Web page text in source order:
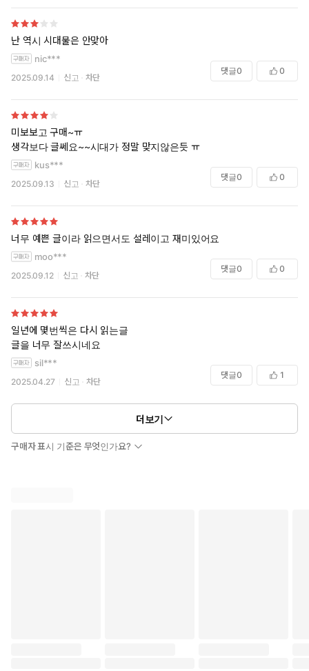
난 역시 시대물은 안맞아
nic***
2025.09.14 신고 차단
댓글0 0
미보보고 구매~ㅠ
생각보다 글쎄요~~시대가 정말 맞지않은듯 ㅠ
kus***
2025.09.13 신고 차단
댓글0 0
너무 예쁜 글이라 읽으면서도 설레이고 재미있어요
moo***
2025.09.12 신고 차단
댓글0 0
일년에 몇번씩은 다시 읽는글
글을 너무 잘쓰시네요
sil***
2025.04.27 신고 차단
댓글0 1
더보기
구매자 표시 기준은 무엇인가요?